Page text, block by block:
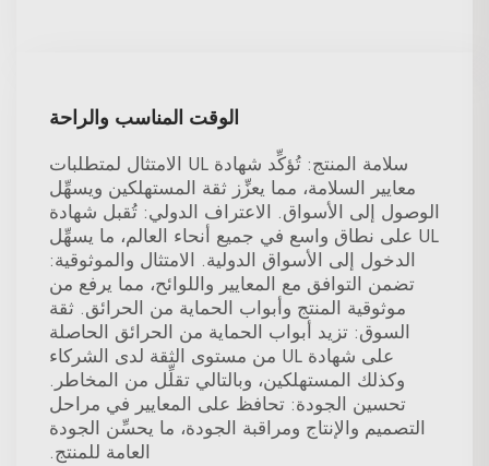
الوقت المناسب والراحة
سلامة المنتج: تُؤكِّد شهادة UL الامتثال لمتطلبات
معايير السلامة، مما يعزِّز ثقة المستهلكين ويسهِّل
الوصول إلى الأسواق. الاعتراف الدولي: تُقبل شهادة
UL على نطاق واسع في جميع أنحاء العالم، ما يسهِّل
الدخول إلى الأسواق الدولية. الامتثال والموثوقية:
تضمن التوافق مع المعايير واللوائح، مما يرفع من
موثوقية المنتج وأبواب الحماية من الحرائق. ثقة
السوق: تزيد أبواب الحماية من الحرائق الحاصلة
على شهادة UL من مستوى الثقة لدى الشركاء
وكذلك المستهلكين، وبالتالي تقلِّل من المخاطر.
تحسين الجودة: تحافظ على المعايير في مراحل
التصميم والإنتاج ومراقبة الجودة، ما يحسِّن الجودة
العامة للمنتج.